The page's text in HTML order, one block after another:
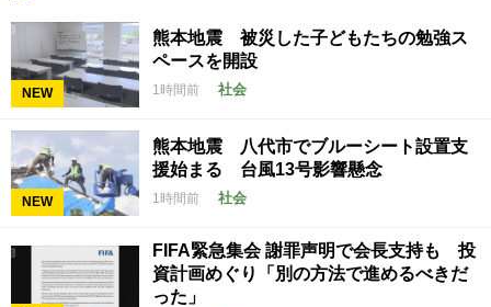
NEW
熊本地震 被災した子どもたちの勉強ス
ペースを開設
1時間前 社会
NEW
熊本地震 八代市でブルーシート設置支
援始まる 台風13号影響懸念
1時間前 社会
FIFA緊急集会 謝罪声明で会長支持も 投
資計画めぐり「別の方法で進めるべきだ
った」